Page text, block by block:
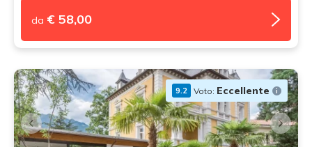
da € 58,00
9.2 Voto: Eccellente